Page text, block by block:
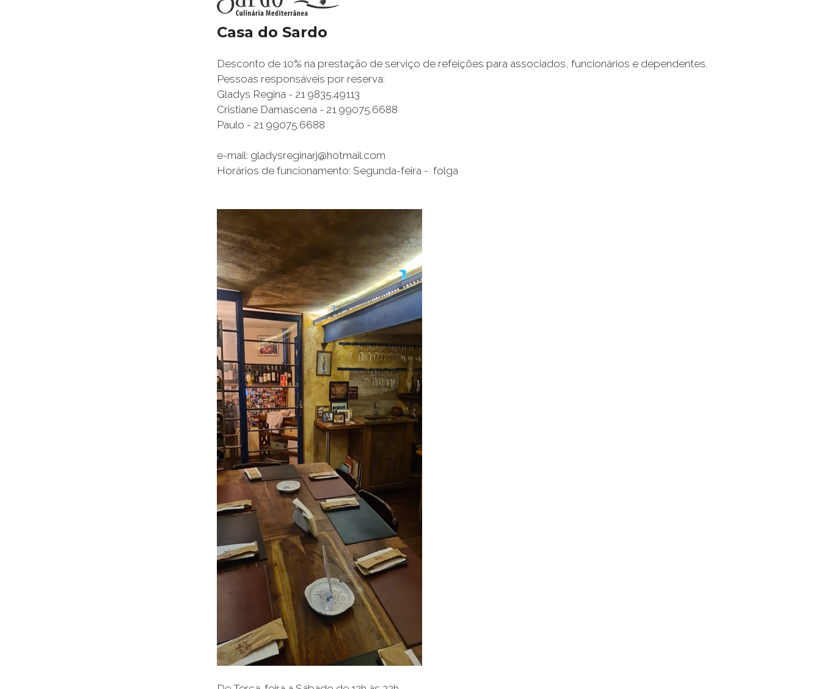
Casa do Sardo
Desconto de 10% na prestação de serviço de refeições para associados, funcionários e dependentes.
Pessoas responsáveis por reserva:
Gladys Regina - 21 9835.49113
Cristiane Damascena - 21 99075.6688
Paulo - 21 99075.6688
e-mail: gladysreginarj@hotmail.com
Horários de funcionamento: Segunda-feira - folga